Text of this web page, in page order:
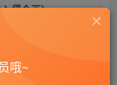
侵企画）
哦~